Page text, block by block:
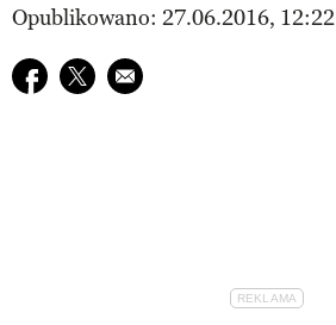
Opublikowano: 27.06.2016, 12:22
Udostępnij na facebook
Udostępnij na twitter
E-mail do przyjaciela